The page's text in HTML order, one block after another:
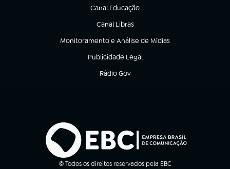
Canal Educação
(abre em nova aba)
Canal Libras
(abre em nova aba)
Monitoramento e Análise de Mídias
(abre em nova aba)
Publicidade Legal
(abre em nova aba)
Rádio Gov
(abre em nova aba)
© Todos os direitos reservados pela EBC